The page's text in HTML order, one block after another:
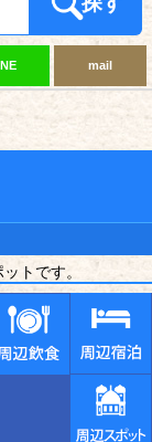
mail
トです。